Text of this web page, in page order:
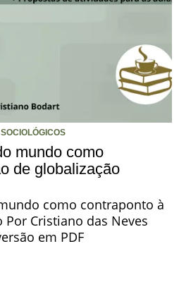
mundo como
de globalização
como contraponto à
Cristiano das Neves
em PDF